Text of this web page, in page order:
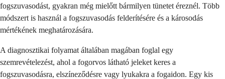
fogszuvasodást, gyakran még mielőtt bármilyen tünetet éreznél. Több
módszert is használ a fogszuvasodás felderítésére és a károsodás
mértékének meghatározására.
A diagnosztikai folyamat általában magában foglal egy
szemrevételezést, ahol a fogorvos látható jeleket keres a
fogszuvasodásra, elszíneződésre vagy lyukakra a fogaidon. Egy kis